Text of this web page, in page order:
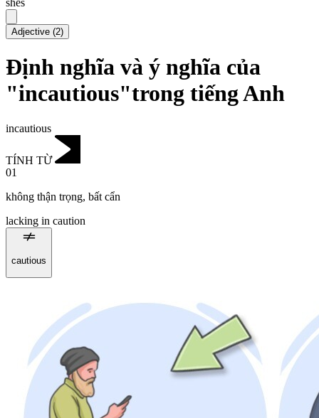
Adjective (2)
Định nghĩa và ý nghĩa của
"incautious"trong tiếng Anh
incautious
TÍNH TỪ
01
không thận trọng, bất cẩn
lacking in caution
cautious